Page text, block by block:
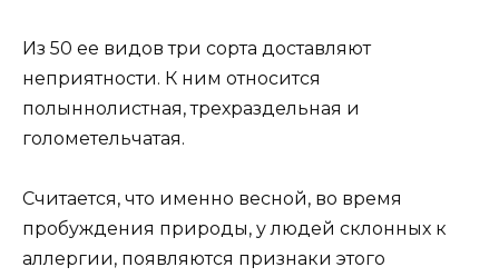
Из 50 ее видов три сорта доставляют
неприятности. К ним относится
полыннолистная, трехраздельная и
голометельчатая.
Считается, что именно весной, во время
пробуждения природы, у людей склонных к
аллергии, появляются признаки этого